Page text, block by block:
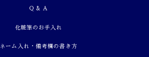
Q & A
化粧筆のお手入れ
ネーム入れ・備考欄の書き方